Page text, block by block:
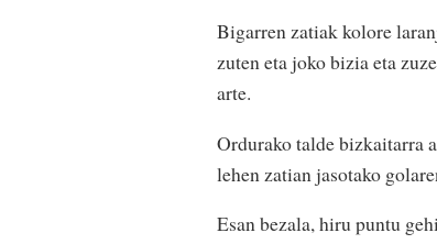
Bigarren zatiak kolore
zuten eta joko bizia eta
arte.
Ordurako talde bizkaitarra
lehen zatian jasotako
Esan bezala, hiru puntu